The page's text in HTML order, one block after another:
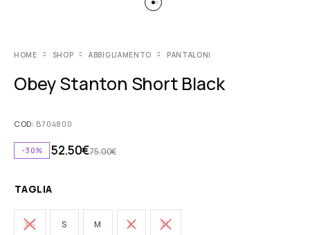
HOME SHOP ABBIGLIAMENTO PANTALONI
Obey Stanton Short Black
COD: B704800
-30% 75.00€
52.50€
TAGLIA
XS S M L XL